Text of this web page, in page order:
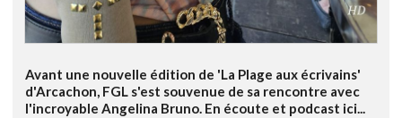
Avant une nouvelle édition de 'La Plage aux écrivains'
d'Arcachon, FGL s'est souvenue de sa rencontre avec
l'incroyable Angelina Bruno. En écoute et podcast ici...